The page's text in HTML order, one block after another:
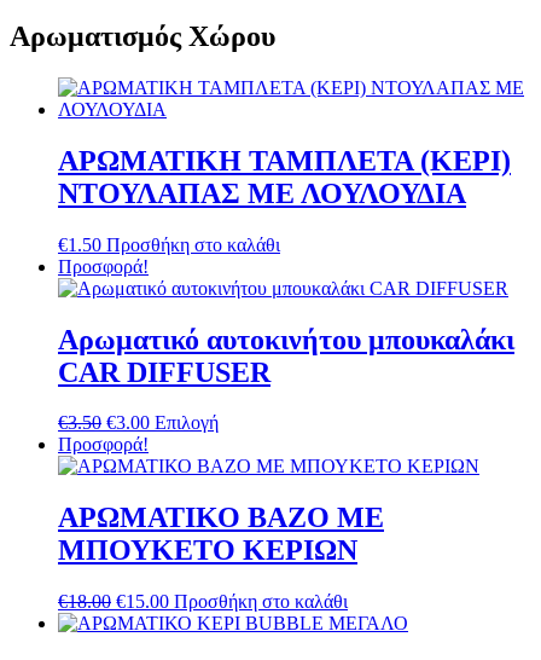
Αρωματισμός Χώρου
ΑΡΩΜΑΤΙΚΗ ΤΑΜΠΛΕΤΑ (ΚΕΡΙ)
ΝΤΟΥΛΑΠΑΣ ΜΕ ΛΟΥΛΟΥΔΙΑ
€1.50 Προσθήκη στο καλάθι
Προσφορά!
Αρωματικό αυτοκινήτου μπουκαλάκι
CAR DIFFUSER
€3.50 Original
price
was:
€3.00Η
τιμή
€3.00.
ΕπιλογήΑυτό
προϊόν
πολλαπλές
παραλλαγές.
Οι
μπορούν
να
επιλεγούν
Προσφορά!
ΑΡΩΜΑΤΙΚΟ ΒΑΖΟ ΜΕ
ΜΠΟΥΚΕΤΟ ΚΕΡΙΩΝ
€18.00 Original
price
€15.00Η
τρέχουσα
Προσθήκη στο καλάθι